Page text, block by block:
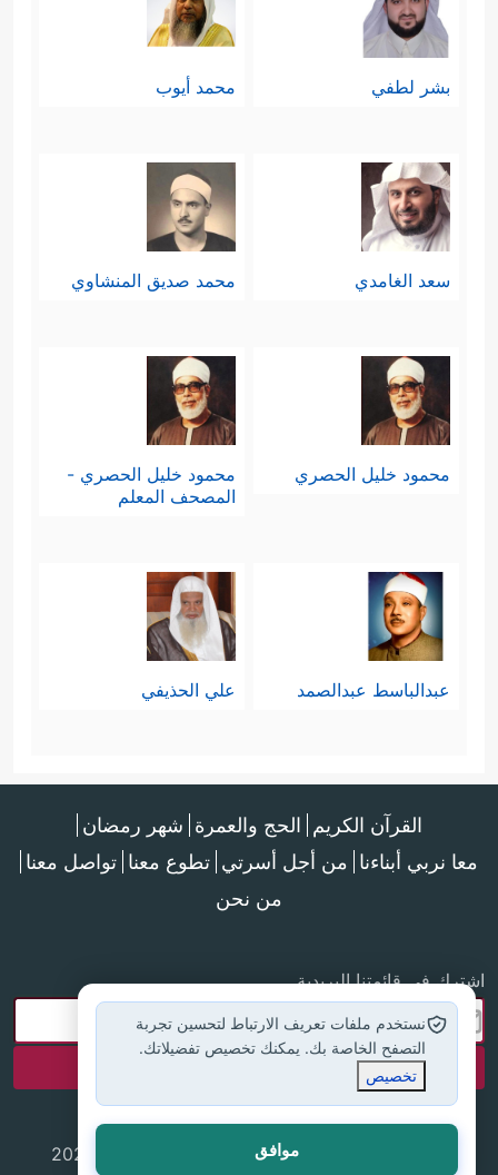
بشر لطفي محمد أيوب
سعد الغامدي محمد صديق المنشاوي
محمود خليل الحصري
محمود خليل الحصري -
المصحف المعلم
عبدالباسط عبدالصمد علي الحذيفي
القرآن الكريم الحج والعمرة شهر رمضان
معا نربي أبناءنا من أجل أسرتي تطوع معنا تواصل معنا
من نحن
اشترك في قائمتنا البريدية
جميع الحقوق محفوظة لموقع إسلام أون لاين © 2025
نستخدم ملفات تعريف الارتباط لتحسين تجربة
التصفح الخاصة بك. يمكنك تخصيص تفضيلاتك.
تخصيص
موافق